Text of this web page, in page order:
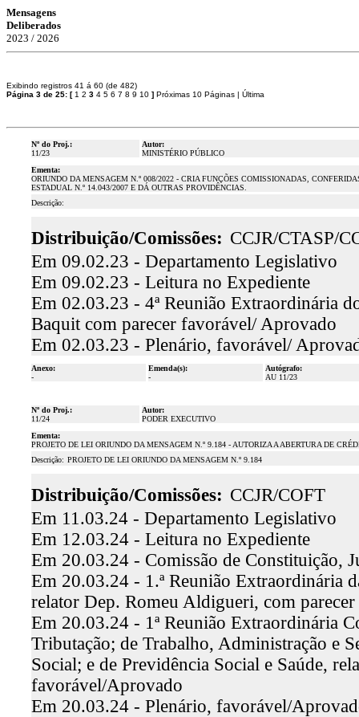
Mensagens
Deliberados
2023 / 2026
Exibindo registros 41 á 60 (de 482)
Página 3 de 25: [ 1 2 3 4 5 6 7 8 9 10 ] Próximas 10 Páginas | Última
Nº do Proj.:
11/23
Autor:
MINISTÉRIO PÚBLICO
Ementa:
ORIUNDO DA MENSAGEM N.º 008/2022 - CRIA FUNÇÕES COMISSIONADAS,
ESTADUAL N.º 14.043/2007 E DÁ OUTRAS PROVIDÊNCIAS.
Descrição:
Distribuição/Comissões: CCJR/CTASP/
Em 09.02.23 - Departamento Legislativo
Em 09.02.23 - Leitura no Expediente
Em 02.03.23 - 4ª Reunião Extraordinária
Baquit com parecer favorável/ Aprovado
Em 02.03.23 - Plenário, favorável/
Anexo:
-
Emenda(s):
-
Autógrafo:
AU 11/23
Nº do Proj.:
11/24
Autor:
PODER EXECUTIVO
Ementa:
PROJETO DE LEI ORIUNDO DA MENSAGEM N.º 9.184 - AUTORIZA A ABERTURA DE
Descrição: PROJETO DE LEI ORIUNDO DA MENSAGEM N.º 9.184
Distribuição/Comissões: CCJR/COFT
Em 11.03.24 - Departamento Legislativo
Em 12.03.24 - Leitura no Expediente
Em 20.03.24 - Comissão de Constituição,
Em 20.03.24 - 1.ª Reunião Extraordinária
relator Dep. Romeu Aldigueri, com
Em 20.03.24 - 1ª Reunião Extraordinária
Tributação; de Trabalho, Administração e
Social; e de Previdência Social e Saúde,
favorável/Aprovado
Em 20.03.24 - Plenário, favorável/